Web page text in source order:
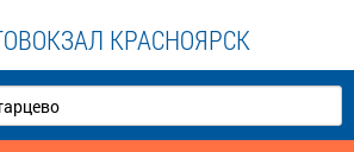
КРАСНОЯРСК